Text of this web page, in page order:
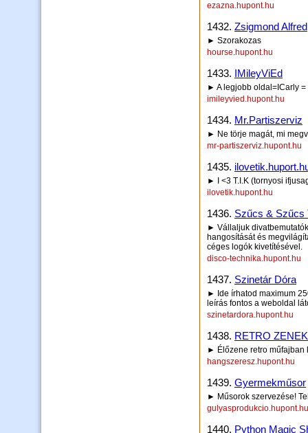
ezazna.hupont.hu
1432. Zsigmond Alfred
► Szorakozas
hourse.hupont.hu
1433. IMileyViEd
► A legjobb oldal=ICarly =
imileyvied.hupont.hu
1434. Mr.Partiszerviz
► Ne törje magát, mi
mr-partiszerviz.hupont.hu
1435.
► I <3 T.I.K (tornyosi
ilovetik.hupont.hu
1436. Szűcs & Szűcs
► Vállaljuk
hangosítását és
céges logók kivetítésével.
disco-technika.hupont.hu
1437. Szinetár Dóra
► Ide írhatod maximum
leírás fontos a weboldal
szinetardora.hupont.hu
1438. RETRO
► Élőzene retro műfajban
hangszeresz.hupont.hu
1439. Gyermekműsor
► Műsorok szervezése!
gulyasprodukcio.hupont.hu
1440. Python Magic